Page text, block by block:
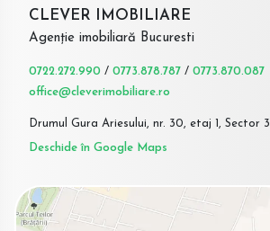
CLEVER IMOBILIARE
Agenție imobiliară Bucuresti
0722.272.990 / 0773.878.787 / 0773.870.087
office@cleverimobiliare.ro
Drumul Gura Ariesului, nr. 30, etaj 1, Sector 3
Deschide în Google Maps